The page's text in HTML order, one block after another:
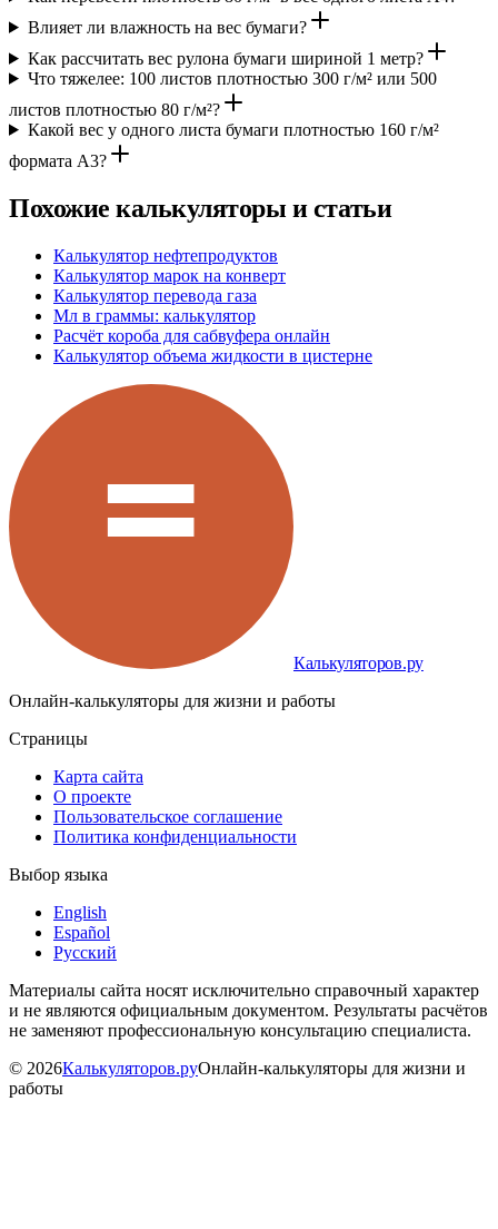
Влияет ли влажность на вес бумаги?
Как рассчитать вес рулона бумаги шириной 1 метр?
Что тяжелее: 100 листов плотностью 300 г/м² или 500
листов плотностью 80 г/м²?
Какой вес у одного листа бумаги плотностью 160 г/м²
формата A3?
Похожие калькуляторы и статьи
Калькулятор нефтепродуктов
Калькулятор марок на конверт
Калькулятор перевода газа
Мл в граммы: калькулятор
Расчёт короба для сабвуфера онлайн
Калькулятор объема жидкости в цистерне
Калькуляторов.ру
Онлайн-калькуляторы для жизни и работы
Страницы
Карта сайта
О проекте
Пользовательское соглашение
Политика конфиденциальности
Выбор языка
English
Español
Русский
Материалы сайта носят исключительно справочный характер
и не являются официальным документом. Результаты расчётов
не заменяют профессиональную консультацию специалиста.
© 2026Калькуляторов.руОнлайн-калькуляторы для жизни и
работы